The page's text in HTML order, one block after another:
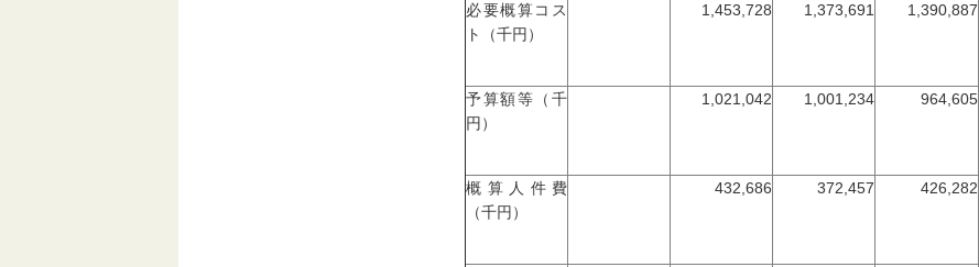
必要概算コス
ト（千円）
1,453,728 1,373,691 1,390,887
予算額等（千
円）
1,021,042 1,001,234 964,605
概算人件費
（千円）
432,686 372,457 426,282